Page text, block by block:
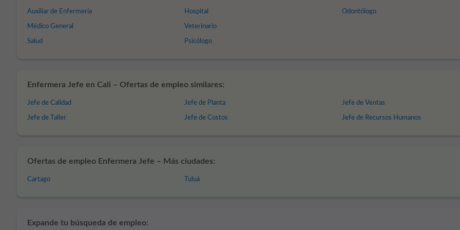
Auxiliar de Enfermería
Médico General
Salud
Hospital
Veterinario
Psicólogo
Odontólogo
Enfermera Jefe en Cali – Ofertas de empleo similares:
Jefe de Calidad
Jefe de Taller
Jefe de Planta
Jefe de Costos
Jefe de Ventas
Jefe de Recursos Humanos
Ofertas de empleo Enfermera Jefe – Más ciudades:
Cartago Tuluá
Expande tu búsqueda de empleo: